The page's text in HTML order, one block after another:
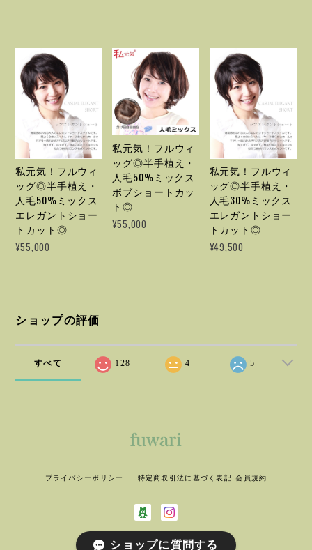
私元気！フルウィ
ッグ◎半手植え・
人毛50%ミックス
エレガントショー
トカット◎
¥55,000
私元気！フルウィ
ッグ◎半手植え・
人毛50%ミックス
ボブショートカッ
ト◎
¥55,000
私元気！フルウィ
ッグ◎半手植え・
人毛30%ミックス
エレガントショー
トカット◎
¥49,500
ショップの評価
すべて 128 4 5
プライバシーポリシー 特定商取引法に基づく表記 会員規約
© fuwari All rights reserved.
ショップに質問する